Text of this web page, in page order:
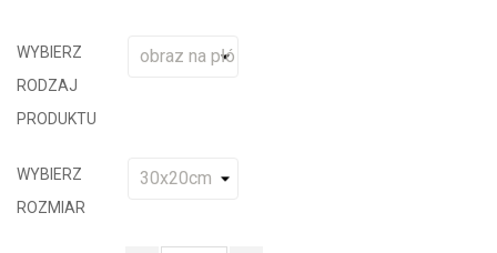
WYBIERZ
RODZAJ
PRODUKTU
WYBIERZ
ROZMIAR